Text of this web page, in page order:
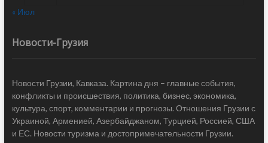
« Июл
Новости-Грузия
Новости Грузии, Кавказа. Картина дня – главные события,
конфликты и происшествия, политика, бизнес, экономика,
культура, спорт, комментарии и прогнозы. Отношения Грузии с
Украиной, Арменией, Азербайджаном, Турцией, Россией, США
и ЕС. Новости туризма и достопримечательности Грузии.